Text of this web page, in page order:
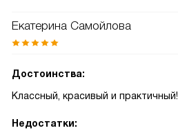
Екатерина Самойлова
Достоинства:
Классный, красивый и практичный!
Недостатки: